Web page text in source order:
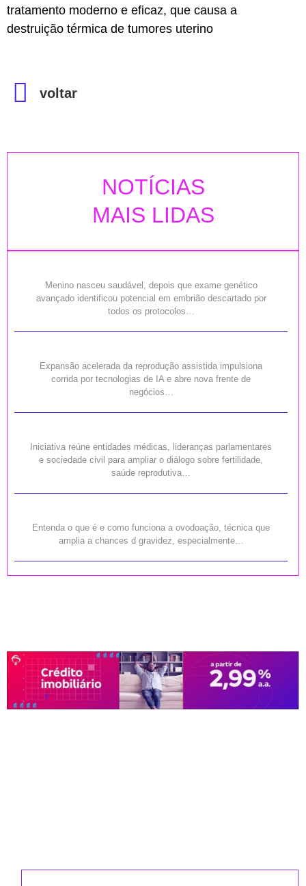
tratamento moderno e eficaz, que causa a
destruição térmica de tumores uterino
voltar
NOTÍCIAS
MAIS LIDAS
Menino nasceu saudável, depois que exame genético
avançado identificou potencial em embrião descartado por
todos os protocolos…
Expansão acelerada da reprodução assistida impulsiona
corrida por tecnologias de IA e abre nova frente de
negócios…
Iniciativa reúne entidades médicas, lideranças parlamentares
e sociedade civil para ampliar o diálogo sobre fertilidade,
saúde reprodutiva…
Entenda o que é e como funciona a ovodoação, técnica que
amplia a chances d gravidez, especialmente…